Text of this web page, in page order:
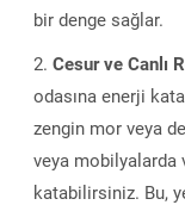
bir denge sağlar.
Cesur ve Canlı
odasına enerji
zengin mor veya
veya mobilyalarda
katabilirsiniz. Bu,